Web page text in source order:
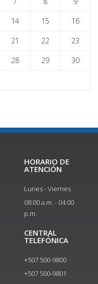
14 15 16
21 22 23
28 29 30
HORARIO DE
ATENCIÓN
Lunes - Viernes
08:00 a.m. - 04:00
p.m.
CENTRAL
TELEFÓNICA
+507 500-9800
+507 500-9801​